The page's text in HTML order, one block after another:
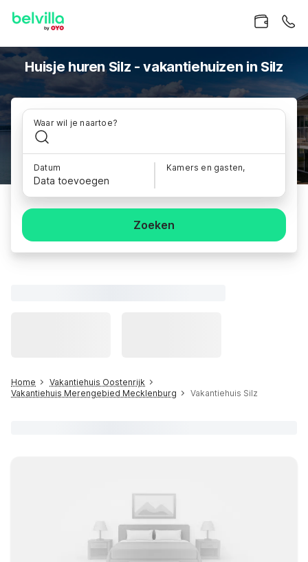
Huisje huren Silz - vakantiehuizen in Silz
Waar wil je naartoe?
Datum
Data toevoegen
Kamers en gasten,
Zoeken
Home
Vakantiehuis Oostenrijk
Vakantiehuis Merengebied Mecklenburg
Vakantiehuis Silz